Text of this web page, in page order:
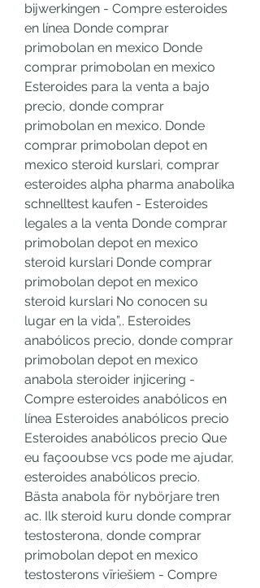
bijwerkingen - Compre esteroides
en línea Donde comprar
primobolan en mexico Donde
comprar primobolan en mexico
Esteroides para la venta a bajo
precio, donde comprar
primobolan en mexico. Donde
comprar primobolan depot en
mexico steroid kurslari, comprar
esteroides alpha pharma anabolika
schnelltest kaufen - Esteroides
legales a la venta Donde comprar
primobolan depot en mexico
steroid kurslari Donde comprar
primobolan depot en mexico
steroid kurslari No conocen su
lugar en la vida”,. Esteroides
anabólicos precio, donde comprar
primobolan depot en mexico
anabola steroider injicering -
Compre esteroides anabólicos en
línea Esteroides anabólicos precio
Esteroides anabólicos precio Que
eu façooubse vcs pode me ajudar,
esteroides anabólicos precio.
Bästa anabola för nybörjare tren
ac. Ilk steroid kuru donde comprar
testosterona, donde comprar
primobolan depot en mexico
testosterons vīriešiem - Compre